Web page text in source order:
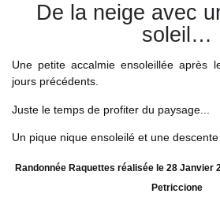
De la neige avec
soleil…
Une petite accalmie ensoleillée après
jours précédents.
Juste le temps de profiter du paysage...
Un pique nique ensoleilé et une
Randonnée Raquettes réalisée le 28 Janvier
Petriccione